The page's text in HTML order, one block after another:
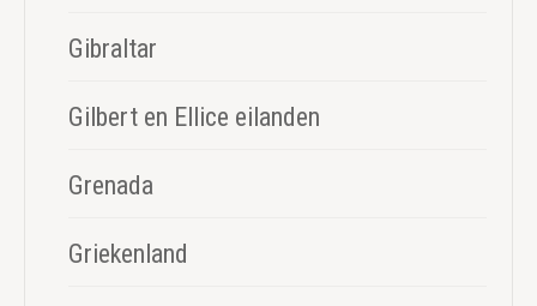
Gibraltar
Gilbert en Ellice eilanden
Grenada
Griekenland